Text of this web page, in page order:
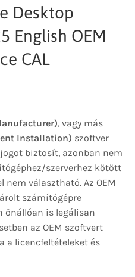
Desktop
English OEM
CAL
, vagy más
Installation) szoftver
biztosít, azonban nem
szerverhez kötött
nem választható. Az OEM
számítógépre
önállóan is legálisan
az OEM szoftvert
a licencfeltételeket és